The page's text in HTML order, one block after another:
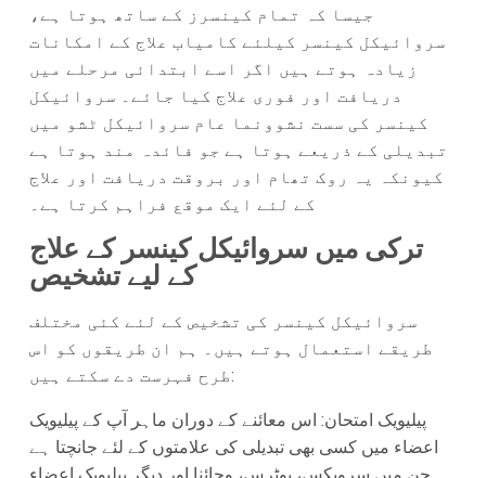
جیسا کہ تمام کینسرز کے ساتھ ہوتا ہے،
سروائیکل کینسر کیلئے کامیاب علاج کے امکانات
زیادہ ہوتے ہیں اگر اسے ابتدائی مرحلے میں
دریافت اور فوری علاج کیا جائے۔ سروائیکل
کینسر کی سست نشوونما عام سروائیکل ٹشو میں
تبدیلی کے ذریعے ہوتا ہے جو فائدہ مند ہوتا ہے
کیونکہ یہ روک تھام اور بروقت دریافت اور علاج
کے لئے ایک موقع فراہم کرتا ہے۔
ترکی میں سروائیکل کینسر کے علاج
کے لیے تشخیص
سروائیکل کینسر کی تشخیص کے لئے کئی مختلف
طریقے استعمال ہوتے ہیں۔ ہم ان طریقوں کو اس
طرح فہرست دے سکتے ہیں:
پیلیویک امتحان: اس معائنے کے دوران ماہر آپ کے پیلیویک
اعضاء میں کسی بھی تبدیلی کی علامتوں کے لئے جانچتا ہے